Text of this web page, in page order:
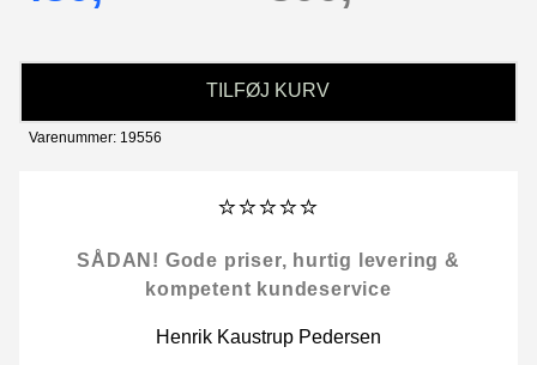
TILFØJ KURV
Varenummer: 19556
⭐⭐⭐⭐⭐
SÅDAN! Gode priser, hurtig levering &
kompetent kundeservice
Henrik Kaustrup Pedersen